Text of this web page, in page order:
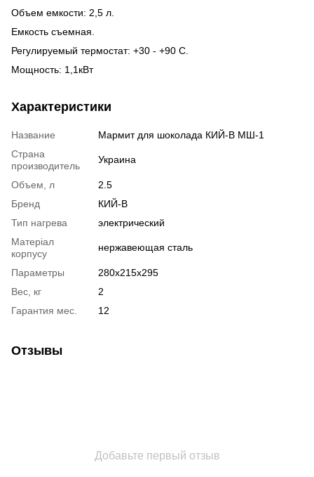
Объем емкости: 2,5 л.
Емкость съемная.
Регулируемый термостат: +30 - +90 C.
Мощность: 1,1кВт
Характеристики
Название
Мармит для шоколада КИЙ-В МШ-1
Страна
производитель
Украина
Объем, л
2.5
Бренд
КИЙ-В
Тип нагрева
электрический
Матеріал
корпусу
нержавеющая сталь
Параметры
280х215х295
Вес, кг
2
Гарантия мес.
12
Отзывы
Добавьте первый отзыв